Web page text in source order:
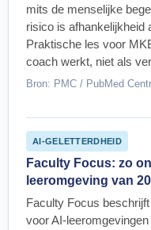
mits de menselijke
risico is afhankelijkheid
Praktische les voor
coach werkt, niet als
Bron: PMC / PubMed
AI-GELETTERDHEID
Faculty Focus: zo
leeromgeving van
Faculty Focus
voor AI-